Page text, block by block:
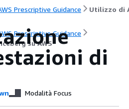
Prescriptive Guidance
Prescriptive Guidance
su AWS
di
Modalità Focus